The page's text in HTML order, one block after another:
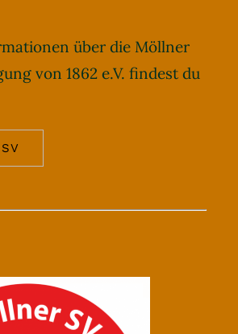
über die Möllner
von 1862 e.V. findest du